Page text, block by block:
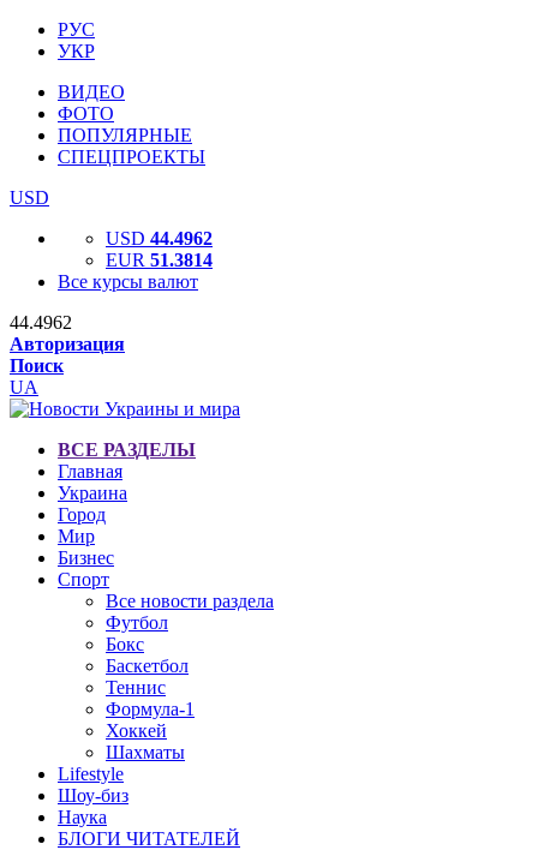
РУС
УКР
ВИДЕО
ФОТО
ПОПУЛЯРНЫЕ
СПЕЦПРОЕКТЫ
USD
USD 44.4962
EUR 51.3814
Все курсы валют
44.4962
Авторизация
Поиск
UA
ВСЕ РАЗДЕЛЫ
Главная
Украина
Город
Мир
Бизнес
Спорт
Все новости раздела
Футбол
Бокс
Баскетбол
Теннис
Формула-1
Хоккей
Шахматы
Lifestyle
Шоу-биз
Наука
БЛОГИ ЧИТАТЕЛЕЙ